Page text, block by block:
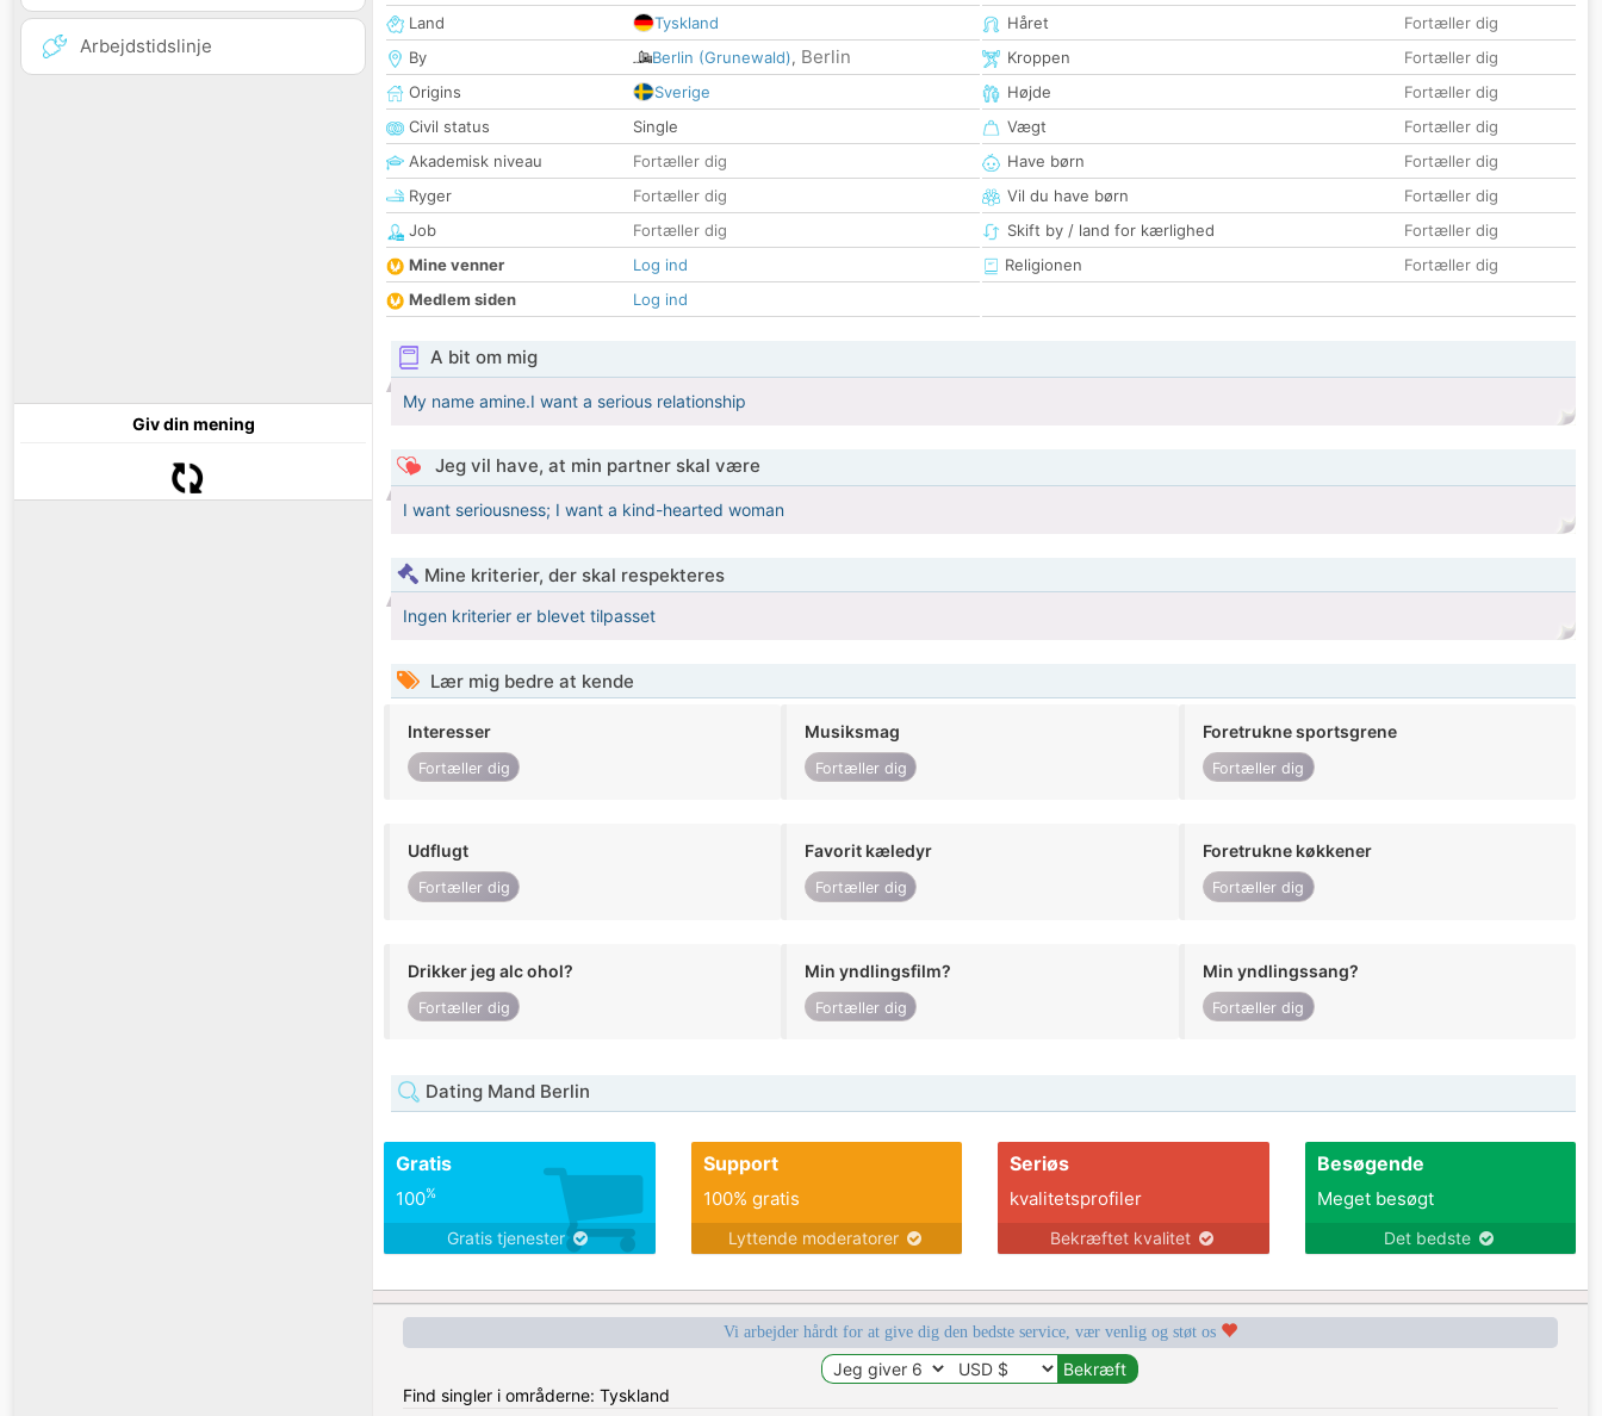
Arbejdstidslinje
Giv din mening
Land
Tyskland
By
Berlin (Grunewald), Berlin
Origins
Sverige
Civil status
Single
Akademisk niveau
Fortæller dig
Ryger
Fortæller dig
Job
Fortæller dig
Mine venner
Log ind
Medlem siden
Log ind
Håret
Fortæller dig
Kroppen
Fortæller dig
Højde
Fortæller dig
Vægt
Fortæller dig
Have børn
Fortæller dig
Vil du have børn
Fortæller dig
Skift by / land for kærlighed
Fortæller dig
Religionen
Fortæller dig
A bit om mig
My name amine.I want a serious relationship
Jeg vil have, at min partner skal være
I want seriousness; I want a kind-hearted woman
Mine kriterier, der skal respekteres
Ingen kriterier er blevet tilpasset
Lær mig bedre at kende
Interesser
Fortæller dig
Musiksmag
Fortæller dig
Foretrukne sportsgrene
Fortæller dig
Udflugt
Fortæller dig
Favorit kæledyr
Fortæller dig
Foretrukne køkkener
Fortæller dig
Drikker jeg alc ohol?
Fortæller dig
Min yndlingsfilm?
Fortæller dig
Min yndlingssang?
Fortæller dig
Dating Mand Berlin
Gratis
100%
Gratis tjenester
Support
100% gratis
Lyttende moderatorer
Seriøs
kvalitetsprofiler
Bekræftet kvalitet
Besøgende
Meget besøgt
Det bedste
Vi arbejder hårdt for at give dig den bedste service, vær venlig og støt os
Find singler i områderne: Tyskland